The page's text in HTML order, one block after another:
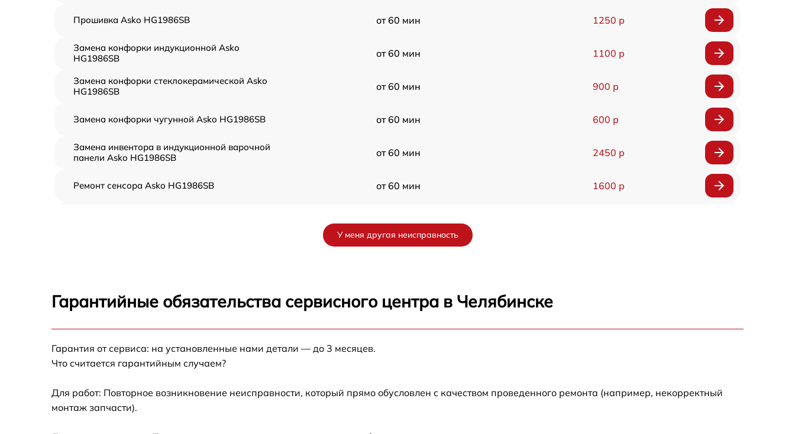
Прошивка Asko HG1986SB от 60 мин 1250 р
Замена конфорки индукционной Asko
HG1986SB
от 60 мин 1100 р
Замена конфорки стеклокерамической Asko
HG1986SB
от 60 мин 900 р
Замена конфорки чугунной Asko HG1986SB от 60 мин 600 р
Замена инвентора в индукционной варочной
панели Asko HG1986SB
от 60 мин 2450 р
Ремонт сенсора Asko HG1986SB от 60 мин 1600 р
Замена сенсора Asko HG1986SB
У меня другая неисправность
Гарантийные обязательства сервисного центра в Челябинске
Гарантия от сервиса: на установленные нами детали — до 3 месяцев.
Что считается гарантийным случаем?
Для работ: Повторное возникновение неисправности, который прямо обусловлен с качеством проведенного ремонта (например, некорректный
монтаж запчасти).